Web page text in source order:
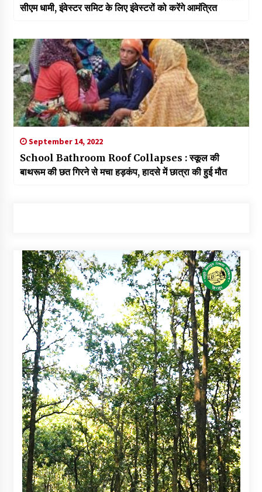
सीएम धामी, इंवेस्टर समिट के लिए इंवेस्टरों को करेंगे आमंत्रित
September 14, 2022
School Bathroom Roof Collapses : स्कूल की
बाथरूम की छत गिरने से मचा हड़कंप, हादसे में छात्रा की हुई मौत